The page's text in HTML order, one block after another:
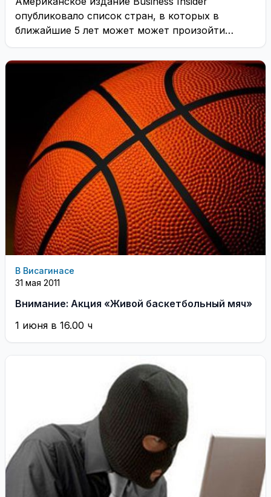
опубликовало список стран, в которых в
ближайшие 5 лет может может произойти
дефолт
В Висагинасе
31 мая 2011
Внимание: Акция «Живой баскетбольный мяч»
1 июня в 16.00 ч